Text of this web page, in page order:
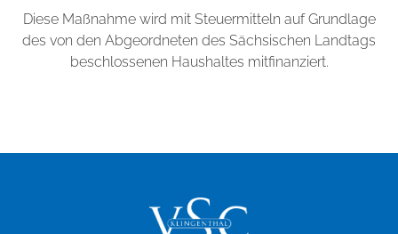
Diese Maßnahme wird mit Steuermitteln auf Grundlage
des von den Abgeordneten des Sächsischen Landtags
beschlossenen Haushaltes mitfinanziert.